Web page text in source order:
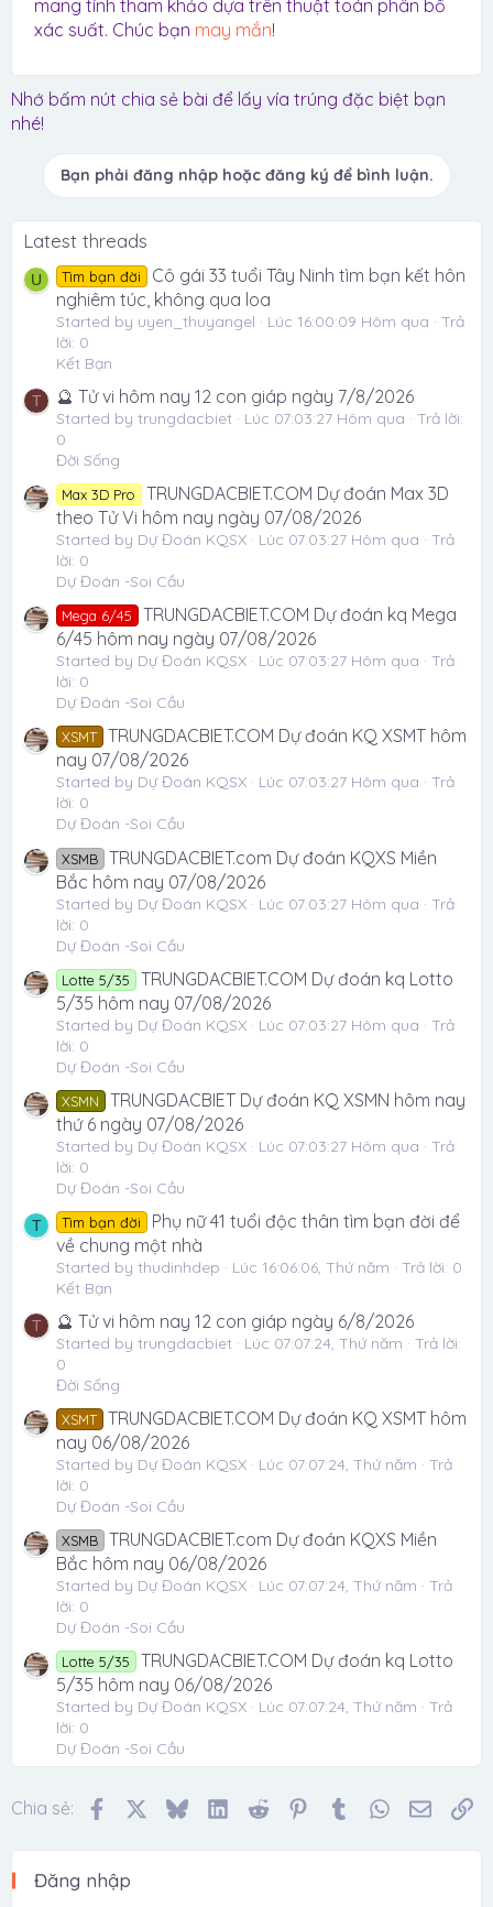
mang tính tham khảo dựa trên thuật toán phân bổ
xác suất. Chúc bạn may mắn!
Nhớ bấm nút chia sẻ bài để lấy vía trúng đặc biệt bạn
nhé!
Bạn phải đăng nhập hoặc đăng ký để bình luận.
Latest threads
U Tìm bạn đời
Cô gái 33 tuổi Tây Ninh tìm bạn kết hôn
nghiêm túc, không qua loa
Started by uyen_thuyangel Lúc 16:00:09 Hôm qua
Trả
lời: 0
Kết Bạn
T 🔮 Tử vi hôm nay 12 con giáp ngày 7/8/2026
Started by trungdacbiet Lúc 07:03:27 Hôm qua
Trả lời:
0
Đời Sống
Max 3D Pro
TRUNGDACBIET.COM Dự đoán Max 3D
theo Tử Vi hôm nay ngày 07/08/2026
Started by Dự Đoán KQSX Lúc 07:03:27 Hôm qua
Trả
lời: 0
Dự Đoán -Soi Cầu
Mega 6/45
TRUNGDACBIET.COM Dự đoán kq Mega
6/45 hôm nay ngày 07/08/2026
Started by Dự Đoán KQSX Lúc 07:03:27 Hôm qua
Trả
lời: 0
Dự Đoán -Soi Cầu
XSMT TRUNGDACBIET.COM Dự đoán KQ XSMT hôm
nay 07/08/2026
Started by Dự Đoán KQSX Lúc 07:03:27 Hôm qua
Trả
lời: 0
Dự Đoán -Soi Cầu
XSMB
TRUNGDACBIET.com Dự đoán KQXS Miền
Bắc hôm nay 07/08/2026
Started by Dự Đoán KQSX Lúc 07:03:27 Hôm qua
Trả
lời: 0
Dự Đoán -Soi Cầu
Lotte 5/35
TRUNGDACBIET.COM Dự đoán kq Lotto
5/35 hôm nay 07/08/2026
Started by Dự Đoán KQSX Lúc 07:03:27 Hôm qua
Trả
lời: 0
Dự Đoán -Soi Cầu
XSMN
TRUNGDACBIET Dự đoán KQ XSMN hôm nay
thứ 6 ngày 07/08/2026
Started by Dự Đoán KQSX Lúc 07:03:27 Hôm qua
Trả
lời: 0
Dự Đoán -Soi Cầu
T Tìm bạn đời
Phụ nữ 41 tuổi độc thân tìm bạn đời để
về chung một nhà
Started by thudinhdep Lúc 16:06:06, Thứ năm
Trả lời: 0
Kết Bạn
T 🔮 Tử vi hôm nay 12 con giáp ngày 6/8/2026
Started by trungdacbiet Lúc 07:07:24, Thứ năm
Trả lời:
0
Đời Sống
XSMT TRUNGDACBIET.COM Dự đoán KQ XSMT hôm
nay 06/08/2026
Started by Dự Đoán KQSX Lúc 07:07:24, Thứ năm
Trả
lời: 0
Dự Đoán -Soi Cầu
XSMB
TRUNGDACBIET.com Dự đoán KQXS Miền
Bắc hôm nay 06/08/2026
Started by Dự Đoán KQSX Lúc 07:07:24, Thứ năm
Trả
lời: 0
Dự Đoán -Soi Cầu
Lotte 5/35
TRUNGDACBIET.COM Dự đoán kq Lotto
5/35 hôm nay 06/08/2026
Started by Dự Đoán KQSX Lúc 07:07:24, Thứ năm
Trả
lời: 0
Dự Đoán -Soi Cầu
Chia sẻ: FacebookBlueskyLinkedIn
Reddit Pinterest
Tumblr WhatsApp
Email
Đăng nhập